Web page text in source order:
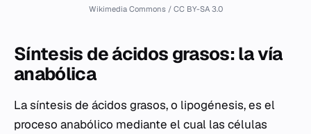
Wikimedia Commons / CC BY-SA 3.0
Síntesis de ácidos grasos: la vía
anabólica
La síntesis de ácidos grasos, o lipogénesis, es el
proceso anabólico mediante el cual las células